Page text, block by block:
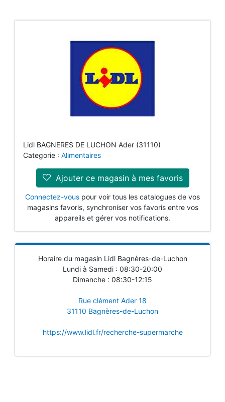
Lidl BAGNERES DE LUCHON Ader (31110)
Categorie : Alimentaires
Ajouter ce magasin à mes favoris
Connectez-vous pour voir tous les catalogues de vos
magasins favoris, synchroniser vos favoris entre vos
appareils et gérer vos notifications.
Horaire du magasin Lidl Bagnères-de-Luchon
Lundi à Samedi : 08:30-20:00
Dimanche : 08:30-12:15
Rue clément Ader 18
31110 Bagnères-de-Luchon
https://www.lidl.fr/recherche-supermarche